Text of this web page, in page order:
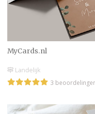
MyCards.nl
Landelijk
3